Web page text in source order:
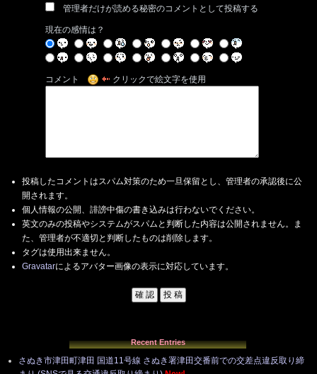
管理者だけが読める秘密のコメントとして投稿する
現在の感情は？
コメント クリックで絵文字を使用
投稿したコメントはスパム対策のため一旦保留とし、管理者の承認後に公
開されます。
個人情報の公開、誹謗中傷の書き込みは行わないでください。
英文のみの投稿やシステムがスパムと判断した内容は公開されません。ま
た、管理者が不適切と判断したものは削除します。
タグは使用出来ません。
Gravatarによるアバター画像の表示に対応しています。
Recent Entries
さぬき市津田町津田 国道11号線 さぬき署津田交番前での交差点違反取り締